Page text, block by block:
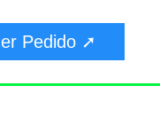
Pedido ➚